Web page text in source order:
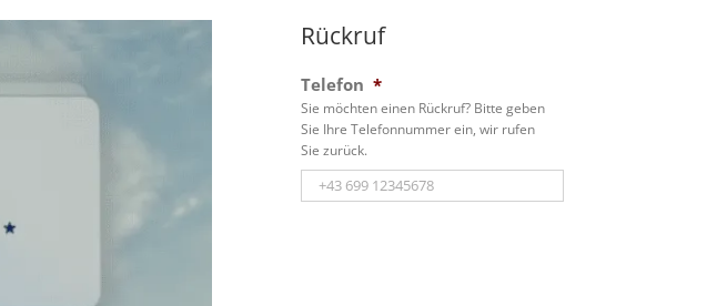
Rückruf
Telefon *
Sie möchten einen Rückruf? Bitte geben
Sie Ihre Telefonnummer ein, wir rufen
Sie zurück.